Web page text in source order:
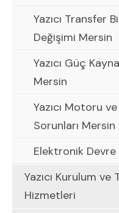
Yazıcı Transfer
Değişimi Mersin
Yazıcı Güç
Mersin
Yazıcı Motoru
Sorunları Mersin
Elektronik Devre
Yazıcı Kurulum ve
Hizmetleri